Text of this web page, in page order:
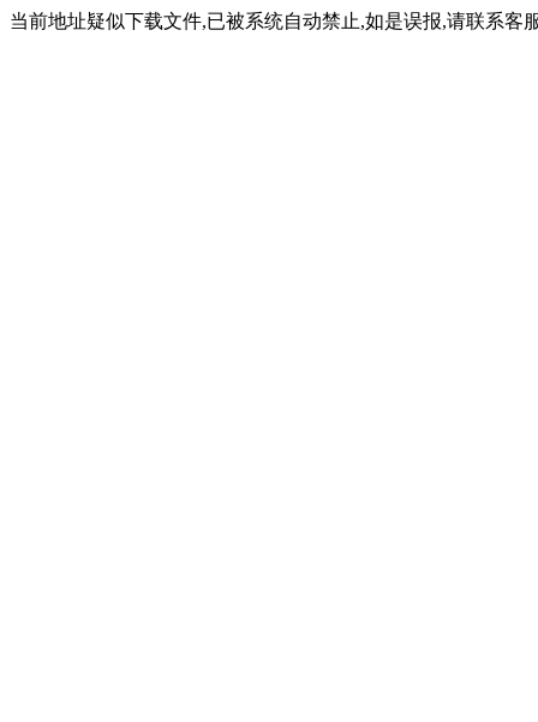
当前地址疑似下载文件,已被系统自动禁止,如是误报,请联系客